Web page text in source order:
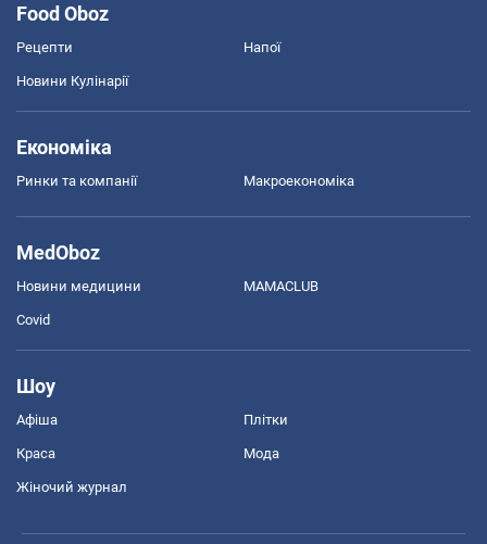
Food Oboz
Рецепти Напої
Новини Кулінарії
Економіка
Ринки та компанії Макроекономіка
MedOboz
Новини медицини MAMACLUB
Covid
Шоу
Афіша Плітки
Краса Мода
Жіночий журнал